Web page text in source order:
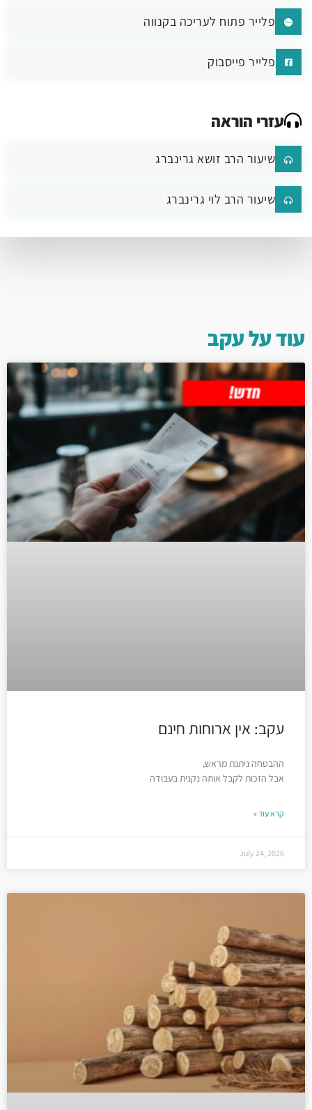
פלייר פתוח לעריכה בקנווה
פלייר פייסבוק
עזרי הוראה
שיעור הרב זושא גרינברג
שיעור הרב לוי גרינברג
עוד עלעקב
עקב: אין ארוחות חינם
ההבטחה ניתנת מראש,
אבל הזכות לקבל אותה נקנית בעבודה
קרא עוד »
July 24, 2026